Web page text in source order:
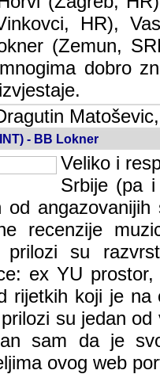
HR),
(Zemun,
dobro
- BB Lokner
Veliko i
Srbije (pa i
angazovanijih
recenzije
prilozi su
ex YU
rijetkih koji je
su jedan
sam da je
ovog web